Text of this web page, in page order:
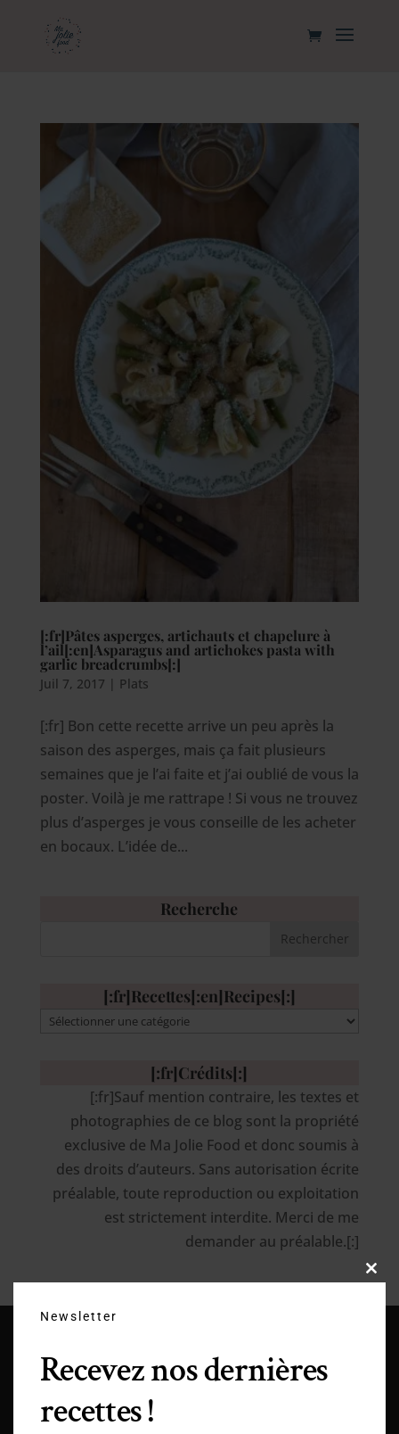
[:fr]Pâtes asperges, artichauts et chapelure à
l’ail[:en]Asparagus and artichokes pasta with
garlic breadcrumbs[:]
Juil 7, 2017 | Plats
[:fr] Bon cette recette arrive un peu après la
saison des asperges, mais ça fait plusieurs
semaines que je l’ai faite et j’ai oublié de vous la
poster. Voilà je me rattrape ! Si vous ne trouvez
plus d’asperges je vous conseille de les acheter
en bocaux. L’idée de...
Recherche
[:fr]Recettes[:en]Recipes[:]
[:fr]Recettes[:en]Recipes[:]
[:fr]Crédits[:]
[:fr]Sauf mention contraire, les textes et
photographies de ce blog sont la propriété
exclusive de Ma Jolie Food et donc soumis à
des droits d’auteurs. Sans autorisation écrite
préalable, toute reproduction ou exploitation
est strictement interdite. Merci de me
demander au préalable.[:]
Close
Newsletter
Recevez nos dernières
recettes !